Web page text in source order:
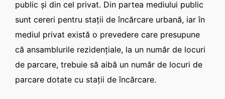
public şi din cel privat. Din partea mediului public
sunt cereri pentru staţii de încărcare urbană, iar în
mediul privat există o prevedere care presupune
că ansamblurile rezidenţiale, la un număr de locuri
de parcare, trebuie să aibă un număr de locuri de
parcare dotate cu staţii de încărcare.